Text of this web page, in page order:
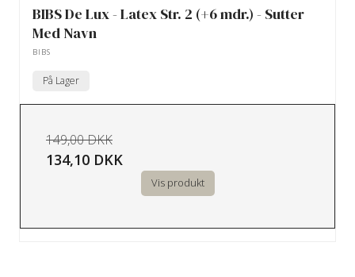
BIBS De Lux - Latex Str. 2 (+6 mdr.) - Sutter
Med Navn
BIBS
På Lager
149,00 DKK
134,10 DKK
Vis produkt